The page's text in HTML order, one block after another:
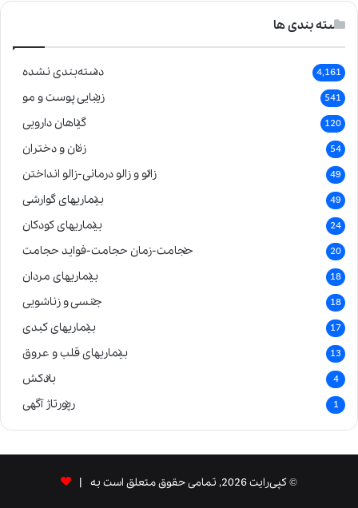
دسته بندی ها
دسته‌بندی نشده 4,161
زیبایی پوست و مو 541
گیاهان دارویی 120
زنان و دختران 54
زالو و زالو درمانی-زالو انداختن 49
بیماریهای گوارشی 49
بیماریهای کودکان 24
حجامت-زمان حجامت-فواید حجامت 20
بیماریهای مردان 18
جنسی و زناشویی 18
بیماریهای کبدی 17
بیماریهای قلب و عروق 13
بادکش 4
رپورتاژ آگهی 1
© کپی‌رایت 2026, تمامی حقوق متعلق است به |